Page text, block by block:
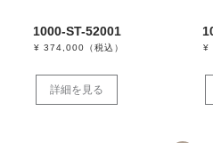
1000-ST-52001
¥ 374,000（税込）
詳細を見る
¥